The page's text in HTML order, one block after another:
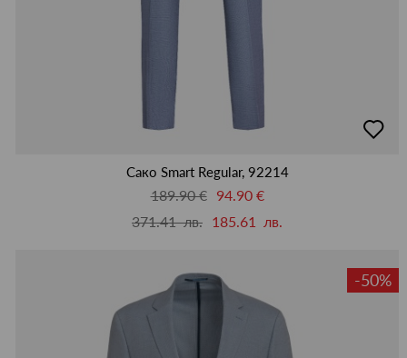
в
Сако Smart Regular, 92214
189.90 €
94.90 €
371.41 лв. 185.61 лв.
-50%